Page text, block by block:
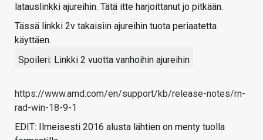
latauslinkki ajureihin. Tätä itte harjoittanut jo pitkään.
Tässä linkki 2v takaisiin ajureihin tuota periaatetta
käyttäen.
Spoileri: Linkki 2 vuotta vanhoihin ajureihin
https://www.amd.com/en/support/kb/release-notes/rn-
rad-win-18-9-1
EDIT: Ilmeisesti 2016 alusta lähtien on menty tuolla